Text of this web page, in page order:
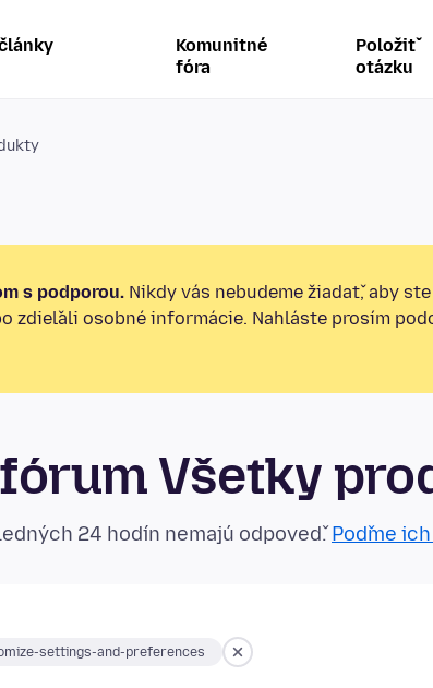
Komunitné
fóra
Položiť
otázku
s podporou. Nikdy vás nebudeme žiadať, aby
zdieľali osobné informácie. Nahláste prosím
Všetky
24 hodín nemajú odpoveď.Poďme
settings-and-preferences